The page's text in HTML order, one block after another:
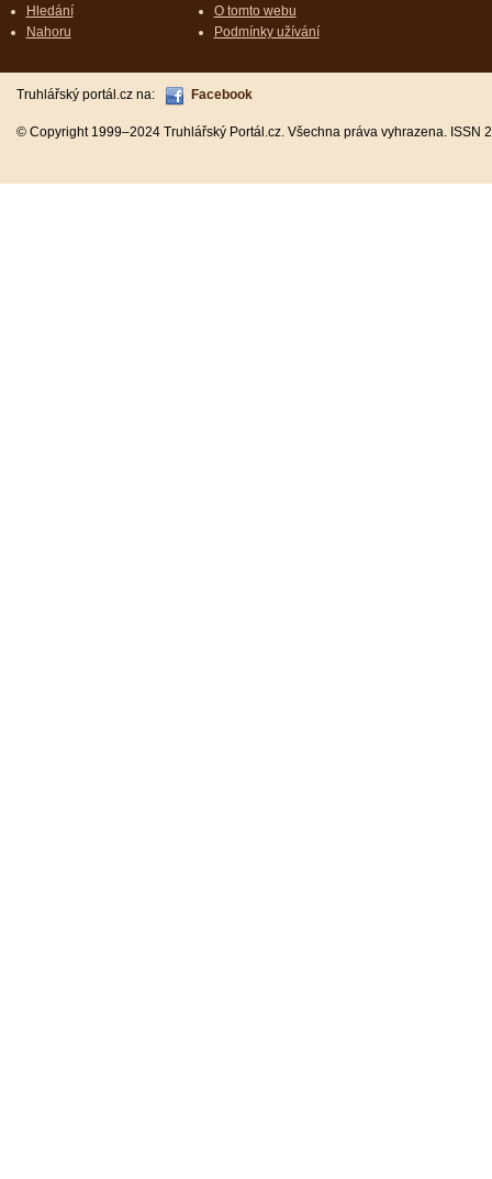
Hledání
Nahoru
O tomto webu
Podmínky užívání
Truhlářský portál.cz na: Facebook
© Copyright 1999–2024 Truhlářský Portál.cz. Všechna práva vyhrazena.